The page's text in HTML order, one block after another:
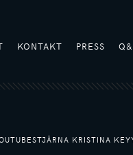
KONTAKT PRESS
KRISTINA